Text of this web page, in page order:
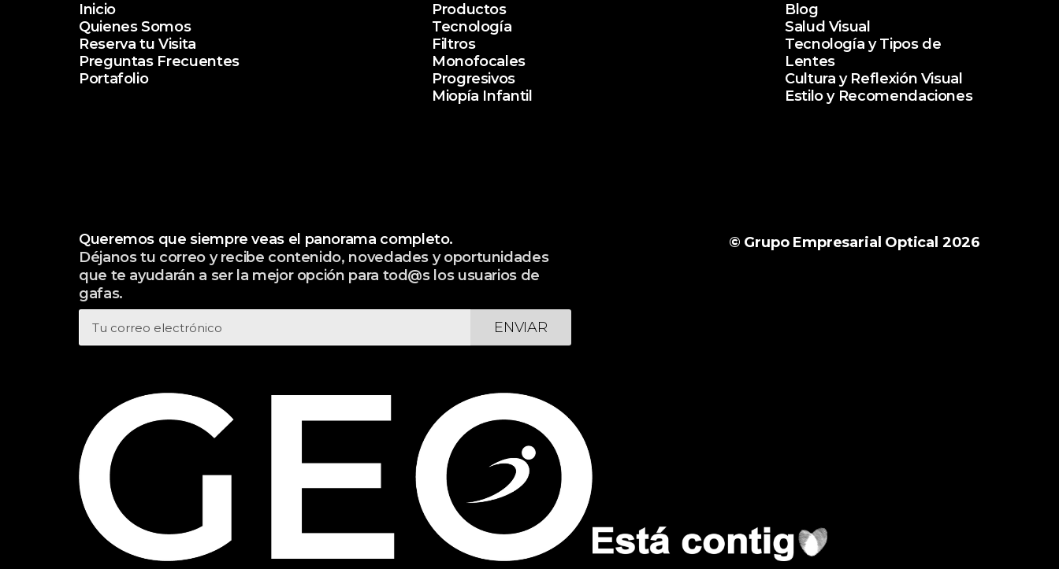
Inicio
Quienes Somos
Reserva tu Visita
Preguntas Frecuentes
Portafolio
Productos
Tecnología
Filtros
Monofocales
Progresivos
Miopía Infantil
Blog
Salud Visual
Tecnología y Tipos de
Lentes
Cultura y Reflexión Visual
Estilo y Recomendaciones
Queremos que siempre veas el panorama completo.
Déjanos tu correo y recibe contenido, novedades y oportunidades
que te ayudarán a ser la mejor opción para tod@s los usuarios de
gafas.
ENVIAR
© Grupo Empresarial Optical 2026